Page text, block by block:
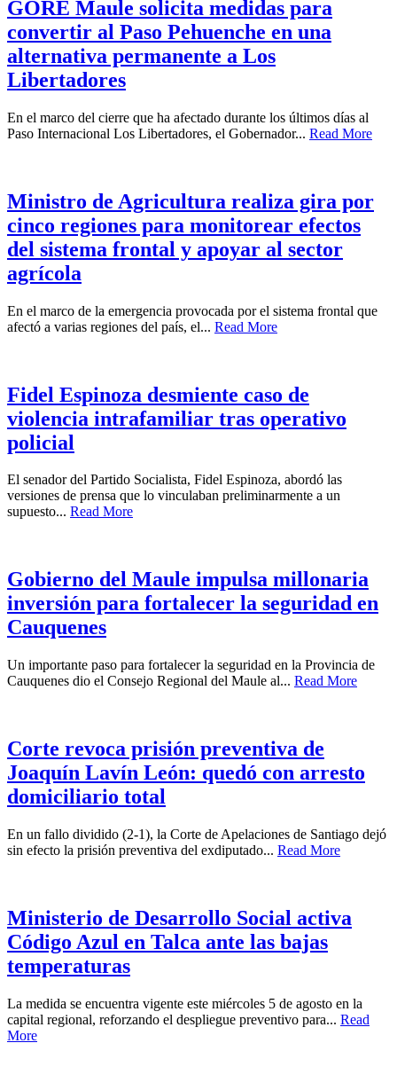
GORE Maule solicita medidas para
convertir al Paso Pehuenche en una
alternativa permanente a Los
Libertadores
En el marco del cierre que ha afectado durante los últimos días al
Paso Internacional Los Libertadores, el Gobernador... Read More
Ministro de Agricultura realiza gira por
cinco regiones para monitorear efectos
del sistema frontal y apoyar al sector
agrícola
En el marco de la emergencia provocada por el sistema frontal que
afectó a varias regiones del país, el... Read More
Fidel Espinoza desmiente caso de
violencia intrafamiliar tras operativo
policial
El senador del Partido Socialista, Fidel Espinoza, abordó las
versiones de prensa que lo vinculaban preliminarmente a un
supuesto... Read More
Gobierno del Maule impulsa millonaria
inversión para fortalecer la seguridad en
Cauquenes
Un importante paso para fortalecer la seguridad en la Provincia de
Cauquenes dio el Consejo Regional del Maule al... Read More
Corte revoca prisión preventiva de
Joaquín Lavín León: quedó con arresto
domiciliario total
En un fallo dividido (2-1), la Corte de Apelaciones de Santiago dejó
sin efecto la prisión preventiva del exdiputado... Read More
Ministerio de Desarrollo Social activa
Código Azul en Talca ante las bajas
temperaturas
La medida se encuentra vigente este miércoles 5 de agosto en la
capital regional, reforzando el despliegue preventivo para... Read
More